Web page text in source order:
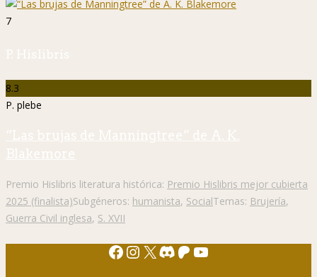
7
P. Hislibris
8.3
P. plebe
“Las brujas de Manningtree” de A. K.
Blakemore
Premio Hislibris literatura histórica: Premio Hislibris mejor cubierta
2025 (finalista)Subgéneros: humanista, SocialTemas: Brujería,
Guerra Civil inglesa, S. XVII
Facebook
Instagram
X Discord
Patreon
YouTube